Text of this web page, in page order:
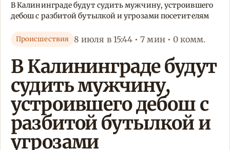
В Калининграде будут судить мужчину, устроившего
дебош с разбитой бутылкой и угрозами посетителям
Происшествия 8 июля в 15:44 • 7 мин • 0 комм.
В Калининграде будут
судить мужчину,
устроившего дебош с
разбитой бутылкой и
угрозами